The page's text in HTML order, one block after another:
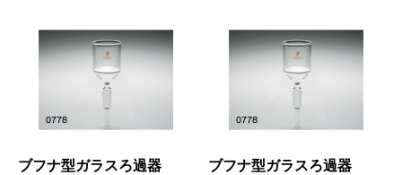
ブフナ型ガラスろ過器
ブフナ型ガラスろ過器